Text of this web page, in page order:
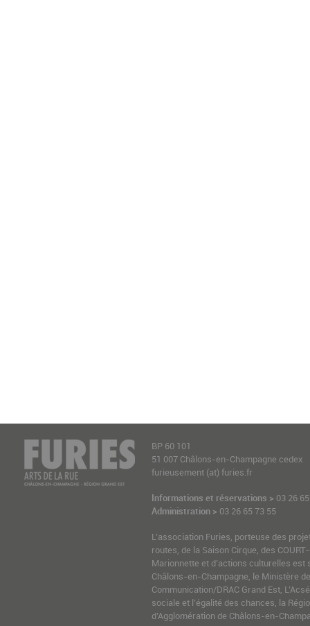
BP 60 101
51 007 Châlons-en-Champagne cedex
furieusement (at) furies.fr
Informations et réservations > 03 26
Administration > 03 26 65 73 55
L’association Furies, porteuse des
routes, de la Saison Cirque, des
Marionnette et d’actions culturelles est
Châlons-en-Champagne, le Ministère
Communication/DRAC Grand Est,
sociale et l’égalité des chances, la
d’Agglomération de Châlons-en-